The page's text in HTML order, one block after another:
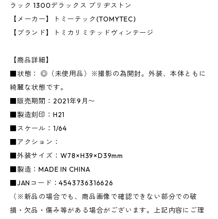
ラック 1300デラックス ブリヂストン
【メーカー】トミーテック(TOMYTEC)
【ブランド】トミカリミテッドヴィンテージ
【商品詳細】
■状態： ◎（未使用品）※撮影の為開封。外装、本体ともに
綺麗な状態です。
■販売期間：2021年9月〜
■製造刻印：H21
■スケール：1/64
■アクション：
■外装サイズ：W78×H39×D39mm
■製造：MADE IN CHINA
■JANコード：4543736316626
（※新品の場合でも、商品画像で確認できない部分での破
損・欠品・傷み等がある場合がございます。上記内容にご理